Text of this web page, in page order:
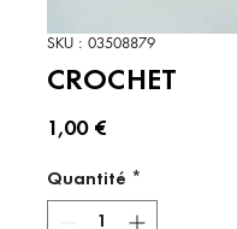
SKU : 03508879
CROCHET
1,00 €
Quantité *